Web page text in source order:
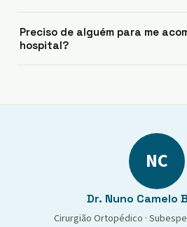
Preciso de alguém para me
hospital?
NC
Dr. Nuno Camelo
Cirurgião Ortopédico ·